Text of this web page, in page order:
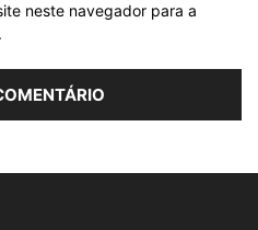
neste navegador para a